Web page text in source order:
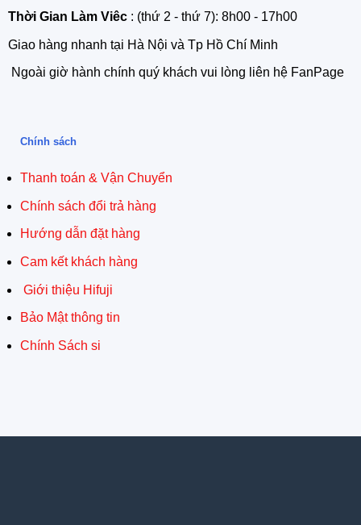
Thời Gian Làm Viêc: (thứ 2 - thứ 7): 8h00 - 17h00
Giao hàng nhanh tại Hà Nội và Tp Hồ Chí Minh
Ngoài giờ hành chính quý khách vui lòng liên hệ FanPage
Chính sách
Thanh toán & Vận Chuyển
Chính sách đổi trả hàng
Hướng dẫn đặt hàng
Cam kết khách hàng
Giới thiệu Hifuji
Bảo Mật thông tin
Chính Sách si